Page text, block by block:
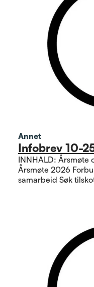
Annet
Infobrev 10-
INNHALD: Årsmøte og Momskompensasjon
Årsmøte 2026
samarbeid Søk